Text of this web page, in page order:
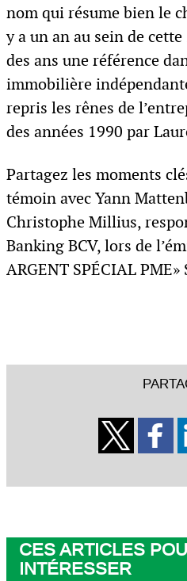
nom qui résume bien le
y a un an au sein de
des ans une référence
immobilière
repris les rênes de
des années 1990 par
Partagez les moments
témoin avec Yann
Christophe Millius,
Banking BCV, lors de
ARGENT SPÉCIAL PME»
CES ARTICLES
INTÉRESSER